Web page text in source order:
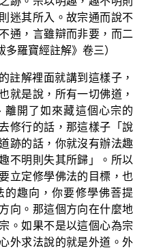
迷其所入。故宗通而說不
通，言雖辯而非要，而二
羅寶經註解》卷三）
註解裡面就講到這樣子，
就是說，所有一切佛道，
開了如來藏這個心宗的
修行的話，那這樣子「說
跡的話，你就沒有辦法趣
不明則失其所歸」。所以
立定修學佛法的目標，也
趣向，你要修學佛菩提
向。那這個方向在什麼地
。如果不是以這個心為宗
外求法說的就是外道。外